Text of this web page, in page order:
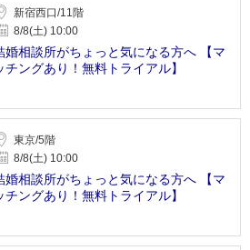
新宿西口/11階
8/8(土) 10:00
婚相談所がちょっと気になる方へ 【マ
チングあり！無料トライアル】
東京/5階
8/8(土) 10:00
婚相談所がちょっと気になる方へ 【マ
チングあり！無料トライアル】